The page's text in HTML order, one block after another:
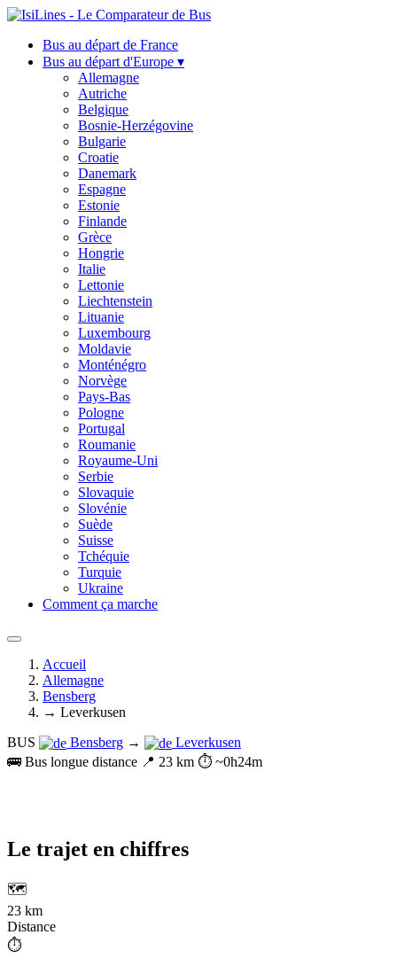
Bus au départ de France
Bus au départ d'Europe ▾
Allemagne
Autriche
Belgique
Bosnie-Herzégovine
Bulgarie
Croatie
Danemark
Espagne
Estonie
Finlande
Grèce
Hongrie
Italie
Lettonie
Liechtenstein
Lituanie
Luxembourg
Moldavie
Monténégro
Norvège
Pays-Bas
Pologne
Portugal
Roumanie
Royaume-Uni
Serbie
Slovaquie
Slovénie
Suède
Suisse
Tchéquie
Turquie
Ukraine
Comment ça marche
Accueil
Allemagne
Bensberg
→ Leverkusen
BUS
Bensberg →
Leverkusen
🚌 Bus longue distance 📍 23 km ⏱️ ~0h24m
Le trajet en chiffres
🗺️
23 km
Distance
⏱️